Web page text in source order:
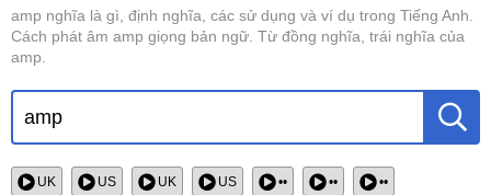
amp nghĩa là gì, định nghĩa, các sử dụng và ví dụ trong Tiếng Anh.
Cách phát âm amp giọng bản ngữ. Từ đồng nghĩa, trái nghĩa của
amp.
UK US UK US •• •• ••